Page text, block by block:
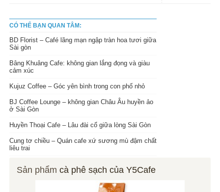
CÓ THỂ BẠN QUAN TÂM:
BD Florist – Café lãng mạn ngập tràn hoa tươi giữa
Sài gòn
Bâng Khuâng Cafe: không gian lắng đọng và giàu
cảm xúc
Kujuz Coffee – Góc yên bình trong con phố nhỏ
BJ Coffee Lounge – không gian Châu Âu huyền ảo
ở Sài Gòn
Huyền Thoại Cafe – Lâu đài cổ giữa lòng Sài Gòn
Cung tơ chiều – Quán cafe xứ sương mù đậm chất
liêu trai
Sản phẩmcà phê sạch của Y5Cafe